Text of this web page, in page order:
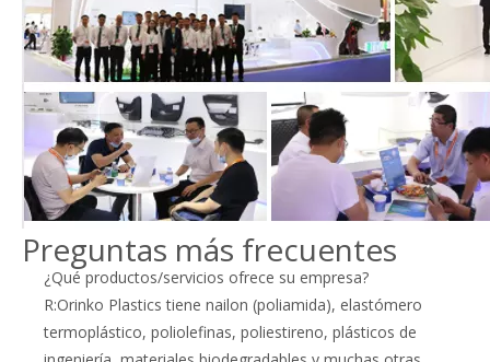
Preguntas más frecuentes
¿Qué productos/servicios ofrece su empresa?
R:Orinko Plastics tiene nailon (poliamida), elastómero
termoplástico, poliolefinas, poliestireno, plásticos de